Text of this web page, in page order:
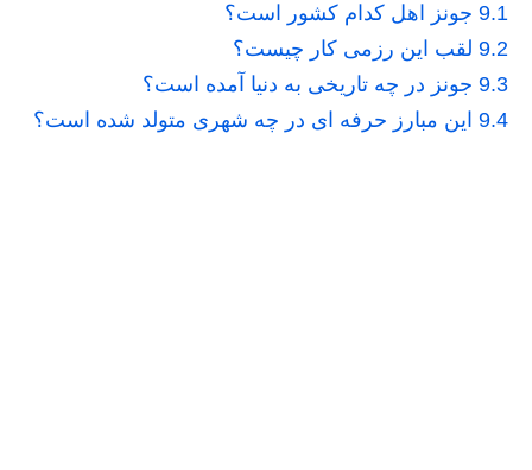
9.1 جونز اهل کدام کشور است؟
9.2 لقب این رزمی کار چیست؟
9.3 جونز در چه تاریخی به دنیا آمده است؟
9.4 این مبارز حرفه ای در چه شهری متولد شده است؟